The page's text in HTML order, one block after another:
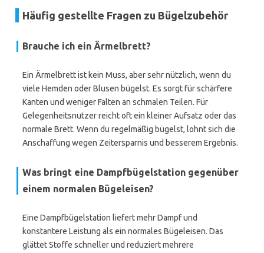
Häufig gestellte Fragen zu Bügelzubehör
Brauche ich ein Ärmelbrett?
Ein Ärmelbrett ist kein Muss, aber sehr nützlich, wenn du
viele Hemden oder Blusen bügelst. Es sorgt für schärfere
Kanten und weniger Falten an schmalen Teilen. Für
Gelegenheitsnutzer reicht oft ein kleiner Aufsatz oder das
normale Brett. Wenn du regelmäßig bügelst, lohnt sich die
Anschaffung wegen Zeitersparnis und besserem Ergebnis.
Was bringt eine Dampfbügelstation gegenüber
einem normalen Bügeleisen?
Eine Dampfbügelstation liefert mehr Dampf und
konstantere Leistung als ein normales Bügeleisen. Das
glättet Stoffe schneller und reduziert mehrere